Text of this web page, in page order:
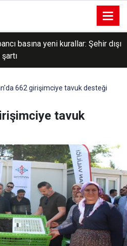
basına yeni kurallar: Şehir dışı
Taşkın: Taziye evi mahallemizin
verecek
662 girişimciye tavuk desteği
tavuk